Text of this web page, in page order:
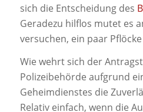
sich die Entscheidung des
Geradezu hilflos mutet es
versuchen, ein paar
Wie wehrt sich der
Polizeibehörde aufgrund
Geheimdienstes die
Relativ einfach, wenn die